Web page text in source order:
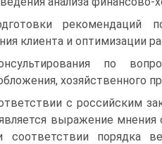
рекомендаций
клиента и оптимизации
по
хозяйственного
с российским
выражение
порядка